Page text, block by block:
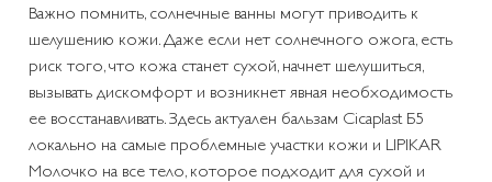
Важно помнить, солнечные ванны могут приводить к
шелушению кожи. Даже если нет солнечного ожога, есть
риск того, что кожа станет сухой, начнет шелушиться,
вызывать дискомфорт и возникнет явная необходимость
ее восстанавливать. Здесь актуален бальзам Cicaplast Б5
локально на самые проблемные участки кожи и LIPIKAR
Молочко на все тело, которое подходит для сухой и